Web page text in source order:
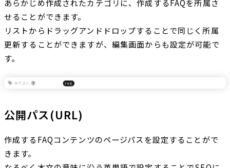
あらかじめ作成されたカテゴリに、作成するFAQを所属さ
せることができます。
リストからドラッグアンドドロップすることで同じく所属
更新することができますが、編集画面からも設定が可能で
す。
公開パス(URL)
作成するFAQコンテンツのページパスを設定することがで
きます。